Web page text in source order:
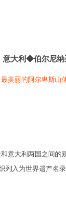
意大利◆伯尔尼纳
最美丽的阿尔卑斯山
意大利两国之间的
列入为世界遗产名录